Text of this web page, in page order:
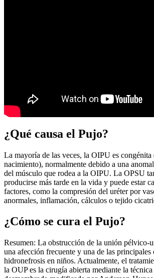
¿Qué causa el Pujo?
La mayoría de las veces, la OIPU es congénita
nacimiento), normalmente debido a una
del músculo que rodea a la OIPU. La OPSU
producirse más tarde en la vida y puede estar
factores, como la compresión del uréter por
anormales, inflamación, cálculos o tejido
¿Cómo se cura el Pujo?
Resumen: La obstrucción de la unión pélvico-
una afección frecuente y una de las principales
hidronefrosis en niños. Actualmente, el
la OUP es la cirugía abierta mediante la